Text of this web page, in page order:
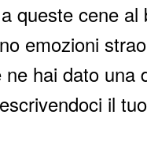
queste cene al
emozioni
hai dato una
il